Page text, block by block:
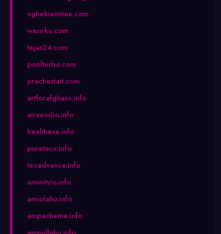
nghekiemtien.com
wasirku.com
tejas24.com
poolturbo.com
prachestait.com
artforafghans.info
airvendio.info
healthexe.info
puretecx.info
tecadvance.info
aminityio.info
amiolahu.info
ampacheme.info